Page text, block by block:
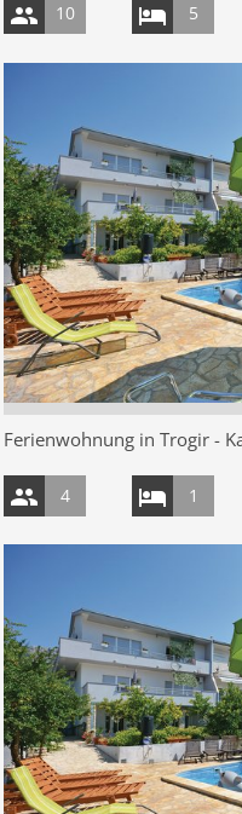
10 5
Ferienwohnung in Trogir -
4 1